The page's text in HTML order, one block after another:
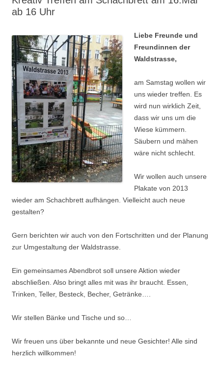
ab 16 Uhr
Liebe Freunde und
Freundinnen der
Waldstrasse,
am Samstag wollen wir
uns wieder treffen. Es
wird nun wirklich Zeit,
dass wir uns um die
Wiese kümmern.
Säubern und mähen
wäre nicht schlecht.
Wir wollen auch unsere
Plakate von 2013
wieder am Schachbrett aufhängen. Vielleicht auch neue
gestalten?
Gern berichten wir auch von den Fortschritten und der Planung
zur Umgestaltung der Waldstrasse.
Ein gemeinsames Abendbrot soll unsere Aktion wieder
abschließen. Also bringt alles mit was ihr braucht. Essen,
Trinken, Teller, Besteck, Becher, Getränke….
Wir stellen Bänke und Tische und so…
Wir freuen uns über bekannte und neue Gesichter! Alle sind
herzlich willkommen!